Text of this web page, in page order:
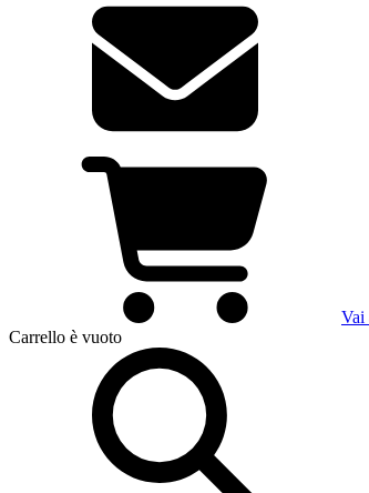
Vai
Carrello è vuoto